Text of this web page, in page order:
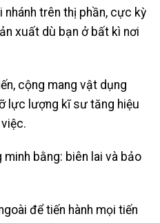
trên thị phần, cực kỳ
xuất dù bạn ở bất kì nơi
cộng mang vật dụng
lực lượng kĩ sư tăng hiệu
bằng: biên lai và bảo
để tiến hành mọi tiến